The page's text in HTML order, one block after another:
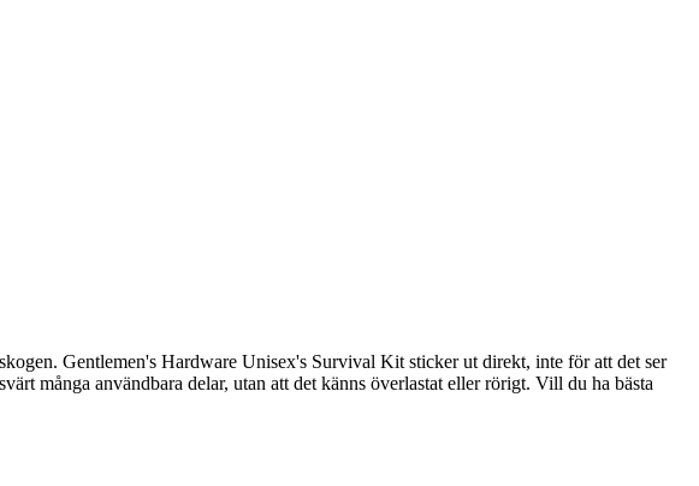
Gentlemen's Hardware Unisex's Survival Kit sticker ut direkt, inte för att det ser
många användbara delar, utan att det känns överlastat eller rörigt. Vill du ha bästa